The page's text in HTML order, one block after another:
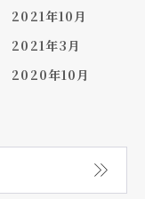
2021年10月
2021年3月
2020年10月